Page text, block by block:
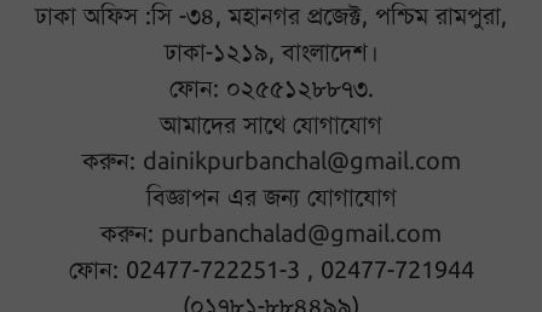
ঢাকা অফিস :সি -৩৪, মহানগর প্রজেক্ট, পশ্চিম রামপুরা,
ঢাকা-১২১৯, বাংলাদেশ।
ফোন: ০২৫৫১২৮৮৭৩.
আমাদের সাথে যোগাযোগ
করুন: dainikpurbanchal@gmail.com
বিজ্ঞাপন এর জন্য যোগাযোগ
করুন: purbanchalad@gmail.com
ফোন: 02477-722251-3 , 02477-721944